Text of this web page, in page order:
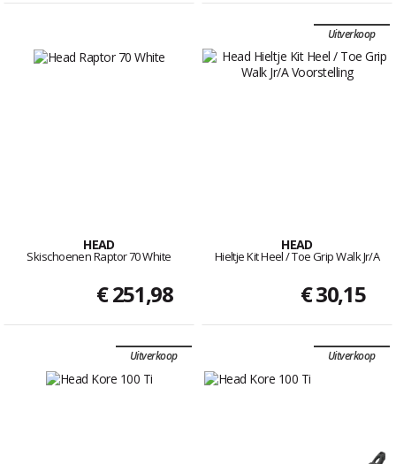
HEAD
Skischoenen Raptor 70 White
€ 251,98
Uitverkoop
HEAD
Hieltje Kit Heel / Toe Grip Walk Jr/A
€ 30,15
Uitverkoop Uitverkoop